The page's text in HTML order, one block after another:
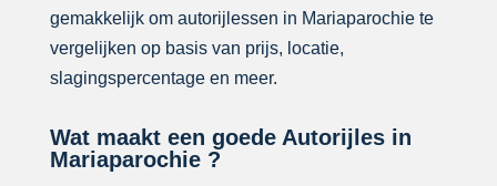
gemakkelijk om autorijlessen in Mariaparochie te
vergelijken op basis van prijs, locatie,
slagingspercentage en meer.
Wat maakt een goede Autorijles in
Mariaparochie ?